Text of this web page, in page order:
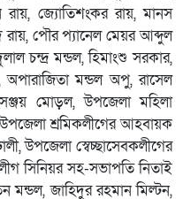
রায়, জ্যোতিশংকর রায়, মানস
পৌর প্যানেল মেয়র আব্দুল
চন্দ্র মন্ডল, হিমাংশু সরকার,
অপারাজিতা মন্ডল অপু, রাসেল
মোড়ল, উপজেলা মহিলা
শ্রমিকলীগের আহবায়ক
উপজেলা স্বেচ্ছাসেবকলীগের
সিনিয়র সহ-সভাপতি নিতাই
মন্ডল, জাহিদুর রহমান মিল্টন,